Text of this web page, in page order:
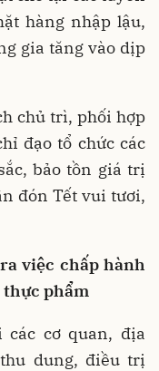
hàng nhập lậu,
gia tăng vào dịp
chủ trì, phối hợp
đạo tổ chức các
bảo tồn giá trị
đón Tết vui tươi,
việc chấp hành
thực phẩm
cơ quan, địa
dung, điều trị